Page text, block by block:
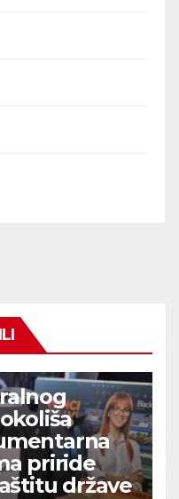
priride
države